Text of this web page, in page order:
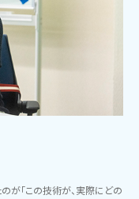
が「この技術が、実際にどの